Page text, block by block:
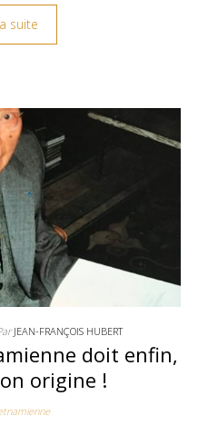
suite
JEAN-FRANÇOIS HUBERT
doit enfin,
origine !